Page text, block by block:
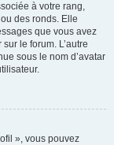
à votre rang,
des ronds. Elle
que vous avez
le forum. L’autre
sous le nom d’avatar
», vous pouvez